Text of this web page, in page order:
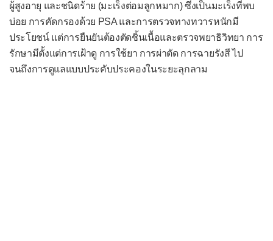
ผู้สูงอายุ และชนิดร้าย (มะเร็งต่อมลูกหมาก) ซึ่งเป็นมะเร็งที่พบ
บ่อย การคัดกรองด้วย PSA และการตรวจทางทวารหนักมี
ประโยชน์ แต่การยืนยันต้องตัดชิ้นเนื้อและตรวจพยาธิวิทยา การ
รักษามีตั้งแต่การเฝ้าดู การใช้ยา การผ่าตัด การฉายรังสี ไป
จนถึงการดูแลแบบประคับประคองในระยะลุกลาม